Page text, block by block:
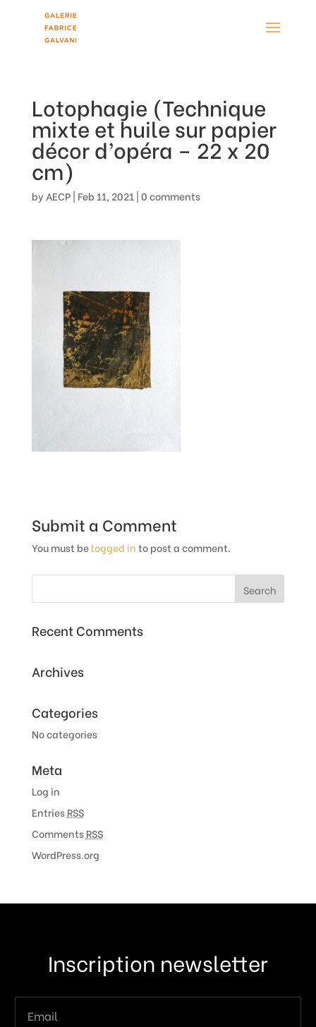
Lotophagie (Technique
mixte et huile sur papier
décor d’opéra – 22 x 20
cm)
by AECP| Feb 11, 2021 |0 comments
Submit a Comment
You must belogged into post a comment.
Recent Comments
Archives
Categories
No categories
Meta
Log in
EntriesRSS
CommentsRSS
WordPress.org
Inscription newsletter